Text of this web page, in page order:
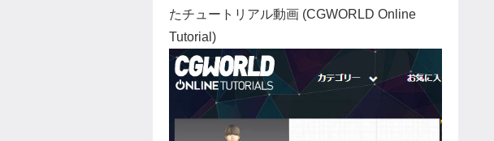
たチュートリアル動画 (CGWORLD Online
Tutorial)